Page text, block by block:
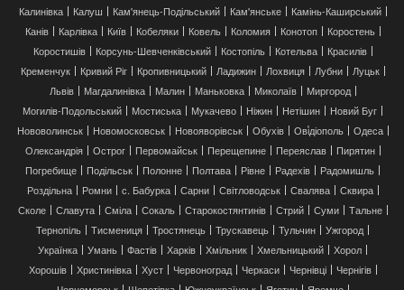
Калинівка
Калуш Кам'янець-Подільський Кам'янське
Камінь-Каширський
Канів
Карлівка Київ Кобеляки Ковель Коломия Конотоп
Коростень
Коростишів
Корсунь-Шевченківський Костопіль Котельва
Красилів
Кременчук
Кривий Ріг Кропивницький Ладижин Лохвиця Лубни
Луцьк
Львів
Магдалинівка Малин Маньковка Миколаїв
Миргород
Могилів-Подольський
Мостиська Мукачево Ніжин Нетішин
Новий Буг
Нововолинськ
Новомосковськ Новояворівськ Обухів Ові́діополь
Одеса
Олександрія
Острог Первомайськ Перещепине Переяслав
Пирятин
Погребище
Подільськ Полонне Полтава Рівне Радехів
Радомишль
Роздільна
Ромни с. Бабурка Сарни Світловодськ Свалява
Сквира
Сколе
Славута Сміла Сокаль Старокостянтинів Стрий Суми
Тальне
Тернопіль
Тисмениця Тростянець Трускавець Тульчин
Ужгород
Українка
Умань Фастів Харків Хмільник Хмельницький
Хорол
Хорошів
Христинівка Хуст Червоноград Черкаси Чернівці
Чернігів